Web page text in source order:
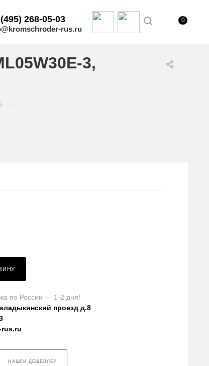
268-05-03
rus.ru
0
3,
по России — 1-2 дня!
проезд д.8
НАШЛИ ДЕШЕВЛЕ?